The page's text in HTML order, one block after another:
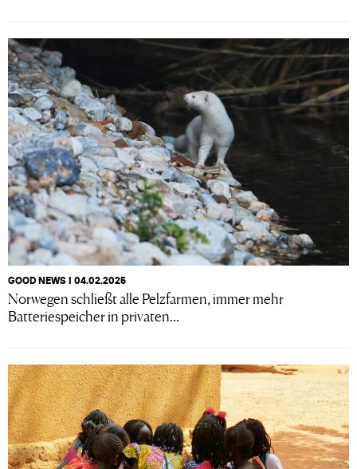
GOOD NEWS I 04.02.2025
Norwegen schließt alle Pelzfarmen, immer mehr
Batteriespeicher in privaten...